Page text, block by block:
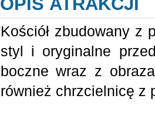
Kościół zbudowany z
styl i oryginalne
boczne wraz z
również chrzcielnicę z